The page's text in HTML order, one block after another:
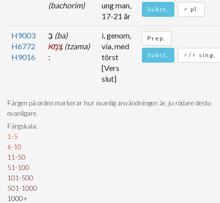
(bachorim)
ung man,
17-21 år
Subst. ♂ pl.
H9003
H6772
H9016
(ba)
(tzama)
i, genom,
via, med
törst
[Vers
slut]
Prep.
Subst. ♂/♀ sing.
Färgen på orden markerar hur ovanlig användningen är, ju rödare desto
ovanligare.
Färgskala:
1-5
6-10
11-50
51-100
101-500
501-1000
1000+